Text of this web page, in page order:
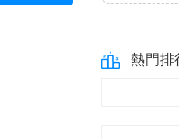
熱門排